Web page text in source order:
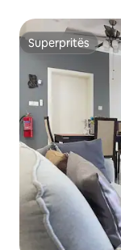
Superpritës
Superpritës